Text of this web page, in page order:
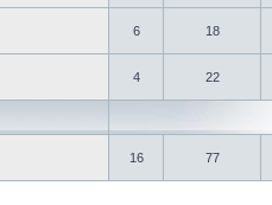
6 18
4 22
16 77